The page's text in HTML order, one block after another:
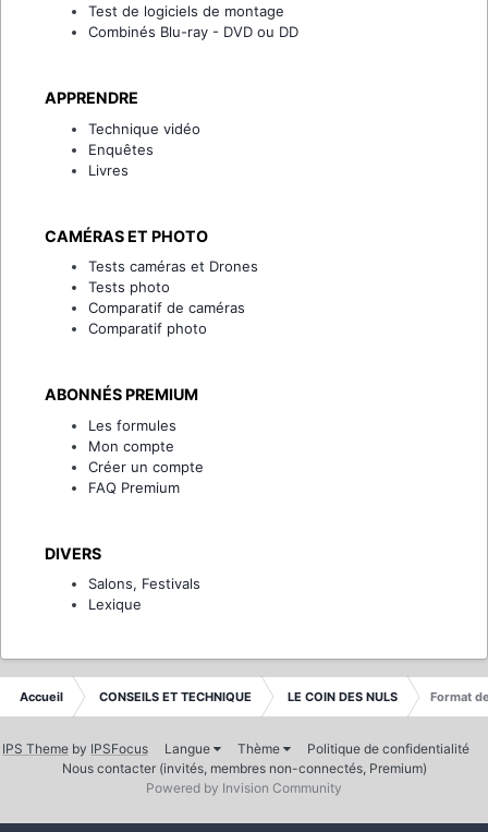
Test de logiciels de montage
Combinés Blu-ray - DVD ou DD
APPRENDRE
Technique vidéo
Enquêtes
Livres
CAMÉRAS ET PHOTO
Tests caméras et Drones
Tests photo
Comparatif de caméras
Comparatif photo
ABONNÉS PREMIUM
Les formules
Mon compte
Créer un compte
FAQ Premium
DIVERS
Salons, Festivals
Lexique
Accueil CONSEILS ET TECHNIQUE LE COIN DES NULS Format
IPS Theme by IPSFocus Langue Thème
Politique de confidentialité
Nous contacter (invités, membres non-connectés, Premium)
Powered by Invision Community